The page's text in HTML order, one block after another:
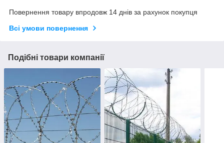
Повернення товару впродовж 14 днів за рахунок покупця
Всі умови повернення
Подібні товари компанії